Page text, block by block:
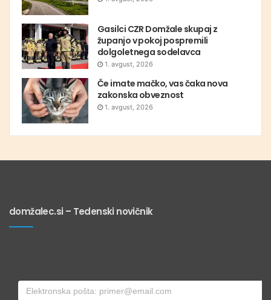
Gasilci CZR Domžale skupaj z
županjo v pokoj pospremili
dolgoletnega sodelavca
1. avgust, 2026
Če imate mačko, vas čaka nova
zakonska obveznost
1. avgust, 2026
domžalec.si – Tedenski novičnik